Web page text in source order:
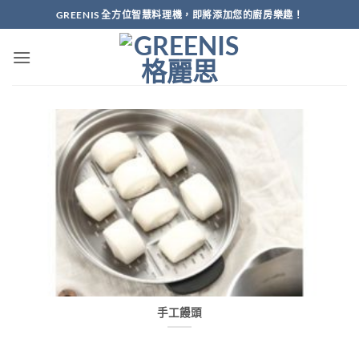
to
content
GREENIS 全方位智慧料理機，即將添加您的廚房樂趣！
手工饅頭